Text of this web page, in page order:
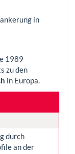
in
1989
zu den
in Europa.
durch
an der